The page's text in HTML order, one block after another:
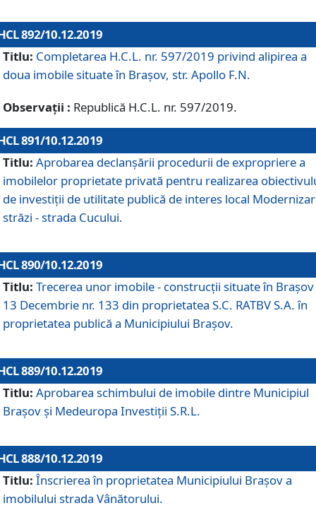
892/10.12.2019
Titlu: Completarea H.C.L. nr. 597/2019 privind alipirea a
doua imobile situate în Brașov, str. Apollo F.N.
Observații : Republică H.C.L. nr. 597/2019.
891/10.12.2019
Titlu: Aprobarea declanșării procedurii de expropriere a
imobilelor proprietate privată pentru realizarea
de investiții de utilitate publică de interes local
străzi - strada Cucului.
890/10.12.2019
Titlu: Trecerea unor imobile - construcții situate în Brașov
13 Decembrie nr. 133 din proprietatea S.C. RATBV S.A. în
proprietatea publică a Municipiului Brașov.
889/10.12.2019
Titlu: Aprobarea schimbului de imobile dintre Municipiul
Brașov și Medeuropa Investiții S.R.L.
888/10.12.2019
Titlu: Înscrierea în proprietatea Municipiului Braşov a
imobilului strada Vânătorului.